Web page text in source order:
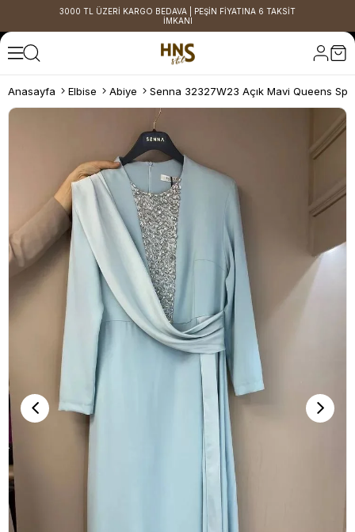
3000 TL ÜZERİ KARGO BEDAVA | PEŞİN FİYATINA 6 TAKSİT
İMKANI
Anasayfa Elbise Abiye Senna 32327W23 Açık Mavi Queens